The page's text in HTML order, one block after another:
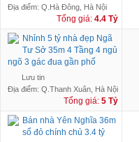
Địa điểm: Q.Hà Đông, Hà Nội
Tổng giá: 4.4 Tỷ
Nhỉnh 5 tỷ nhà đẹp Ngã
Tư Sở 35m 4 Tầng 4 ngủ
ngõ 3 gác đua gần phố
Lưu tin
Địa điểm: Q.Thanh Xuân, Hà Nội
Tổng giá: 5 Tỷ
Bán nhà Yên Nghĩa 36m
sổ đỏ chính chủ 3.4 tỷ